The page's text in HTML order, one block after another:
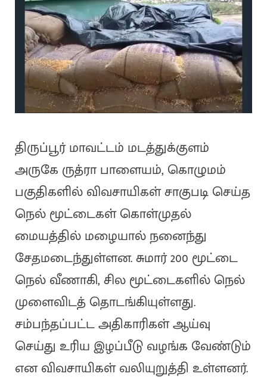
திருப்பூர் மாவட்டம் மடத்துக்குளம்
அருகே ருத்ரா பாளையம், கொழுமம்
பகுதிகளில் விவசாயிகள் சாகுபடி செய்த
நெல் மூட்டைகள் கொள்முதல்
மையத்தில் மழையால் நனைந்து
சேதமடைந்துள்ளன. சுமார் 200 மூட்டை
நெல் வீணாகி, சில மூட்டைகளில் நெல்
முளைவிடத் தொடங்கியுள்ளது.
சம்பந்தப்பட்ட அதிகாரிகள் ஆய்வு
செய்து உரிய இழப்பீடு வழங்க வேண்டும்
என விவசாயிகள் வலியுறுத்தி உள்ளனர்.